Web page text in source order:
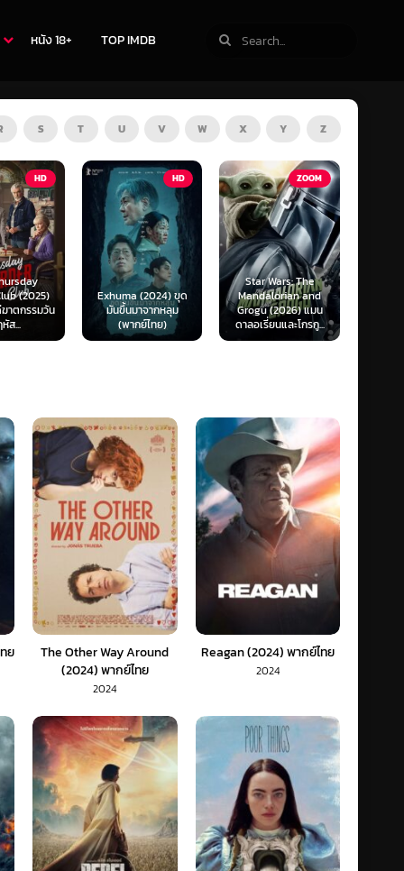
หนัง 18+ TOP IMDB
S T U V W X Y Z
HD
ขุด
จากหลุม
ไทย)
ZOOM
Star Wars: The
Mandalorian and
Grogu (2026) แมน
ดาลอเรี่ยนและโกรกู...
TV
The Last of Us
Season 1-2 (2025)
เดอะ ลาสต์ ออฟ อัส
ย
The Other Way Around
(2024) พากย์ไทย
2024
Reagan (2024) พากย์ไทย
2024